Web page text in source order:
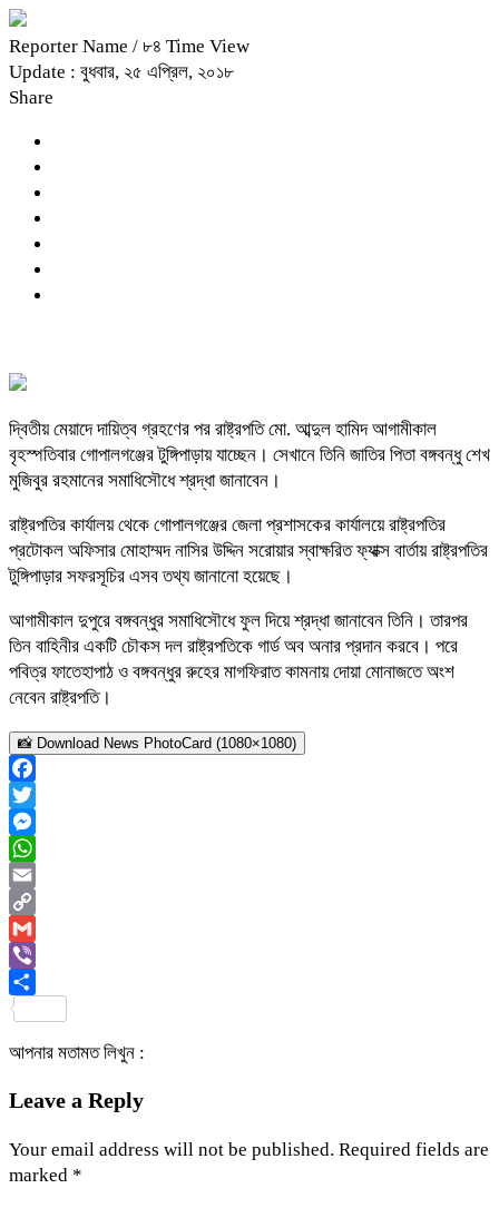
Reporter Name / ৮৪ Time View
Update : বুধবার, ২৫ এপ্রিল, ২০১৮
Share
দ্বিতীয় মেয়াদে দায়িত্ব গ্রহণের পর রাষ্ট্রপতি মো. আব্দুল হামিদ আগামীকাল
বৃহস্পতিবার গোপালগঞ্জের টুঙ্গিপাড়ায় যাচ্ছেন। সেখানে তিনি জাতির পিতা বঙ্গবন্ধু শেখ
মুজিবুর রহমানের সমাধিসৌধে শ্রদ্ধা জানাবেন।
রাষ্ট্রপতির কার্যালয় থেকে গোপালগঞ্জের জেলা প্রশাসকের কার্যালয়ে রাষ্ট্রপতির
প্রটোকল অফিসার মোহাম্মদ নাসির উদ্দিন সরোয়ার স্বাক্ষরিত ফ্যাক্স বার্তায় রাষ্ট্রপতির
টুঙ্গিপাড়ার সফরসূচির এসব তথ্য জানানো হয়েছে।
আগামীকাল দুপুরে বঙ্গবন্ধুর সমাধিসৌধে ফুল দিয়ে শ্রদ্ধা জানাবেন তিনি। তারপর
তিন বাহিনীর একটি চৌকস দল রাষ্ট্রপতিকে গার্ড অব অনার প্রদান করবে। পরে
পবিত্র ফাতেহাপাঠ ও বঙ্গবন্ধুর রুহের মাগফিরাত কামনায় দোয়া মোনাজতে অংশ
নেবেন রাষ্ট্রপতি।
📸 Download News PhotoCard (1080×1080)
Facebook
Twitter
Messenger
WhatsApp
Email
Copy
Link
Gmail
Viber
আপনার মতামত লিখুন :
Leave a Reply
Your email address will not be published. Required fields are
marked *